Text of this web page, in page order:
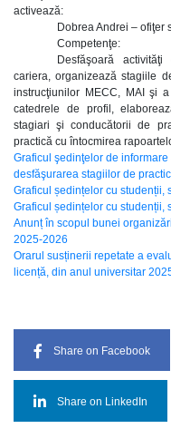
activează:
Dobrea Andrei – ofiţer
Competenţe:
Desfăşoară
cariera, organizează stagiile
instrucţiunilor MECC, MAI şi
catedrele de profil,
stagiari şi conducătorii de
practică cu întocmirea
Graficul şedinţelor de
desfăşurarea stagiilor de
Graficul ședințelor cu studenții,
Graficul ședințelor cu studenții,
Anunț în scopul bunei
2025-2026
Orarul susținerii repetate a
licență, din anul universitar
Share on Facebook
Share on LinkedIn